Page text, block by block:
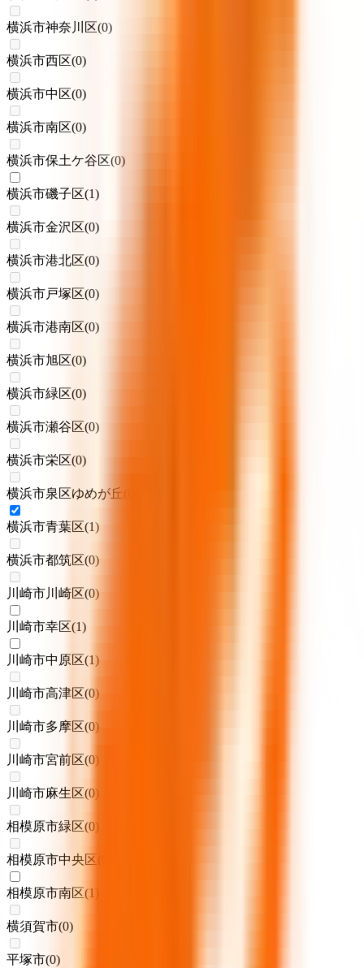
横浜市神奈川区(0)
横浜市西区(0)
横浜市中区(0)
横浜市南区(0)
横浜市保土ケ谷区(0)
横浜市磯子区(1)
横浜市金沢区(0)
横浜市港北区(0)
横浜市戸塚区(0)
横浜市港南区(0)
横浜市旭区(0)
横浜市緑区(0)
横浜市瀬谷区(0)
横浜市栄区(0)
横浜市泉区ゆめが丘
横浜市青葉区(1)
横浜市都筑区(0)
川崎市川崎区(0)
川崎市幸区(1)
川崎市中原区(1)
川崎市高津区(0)
川崎市多摩区(0)
川崎市宮前区(0)
川崎市麻生区(0)
相模原市緑区(0)
相模原市中央区
相模原市南区(1
横須賀市(0)
平塚市(0)